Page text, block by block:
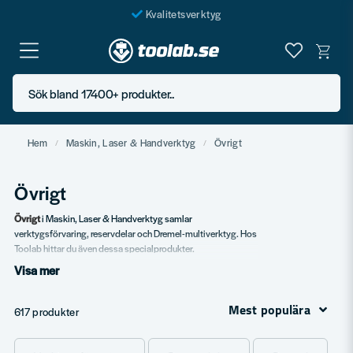
Kvalitetsverktyg
Fraktfritt över 999 SEK*
En järnhandel för alla
Butik i Göteborg
Sök bland 17400+ produkter..
Hem Maskin, Laser & Handverktyg Övrigt
Övrigt
Övrigti Maskin, Laser & Handverktyg samlar
verktygsförvaring, reservdelar och Dremel-multiverktyg. Hos
Toolab hittar du även dessa specialprodukter.
Vårt sortiment
Reservdelar
Verktygsförvaring.
Visa mer
617 produkter Mest populära